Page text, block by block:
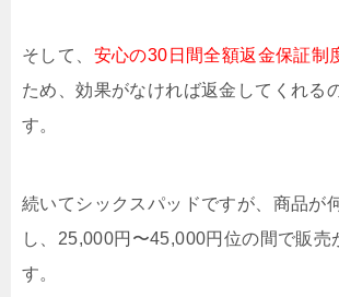
そして、 安心の30日間全額返金保証制
ため、効果がなければ返金してくれる
す。
続いてシックスパッドですが、商品が
し、25,000円〜45,000円位の間で販売
す。